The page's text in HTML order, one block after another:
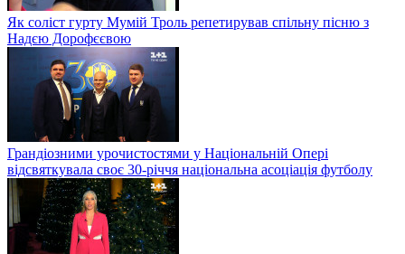
Як соліст гурту Мумій Троль репетирував спільну пісню з
Надєю Дорофєєвою
Грандіозними урочистостями у Національній Опері
відсвяткувала своє 30-річчя національна асоціація футболу